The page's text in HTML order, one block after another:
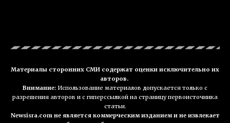
Материалы сторонних СМИ содержат оценки исключительно их
авторов.
Внимание: Использование материалов допускается только с
разрешения авторов и с гиперссылкой на страницу первоисточника
статьи.
Newsisra.com не является коммерческим изданием и не извлекает